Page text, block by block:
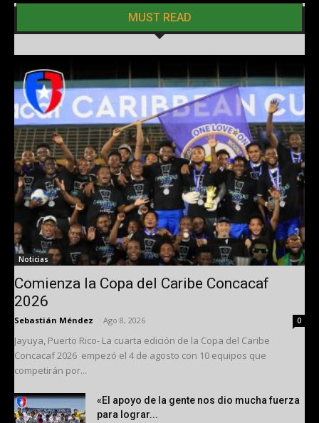
MUST READ
Noticias
Comienza la Copa del Caribe Concacaf
2026
Sebastián Méndez Ago 8, 2026 0
Jayuya, Puerto Rico- La cuarta edición de la Copa del Caribe
Concacaf 2026 empezó el 4 de agosto con 10 equipos que
competirán por...
«El apoyo de la gente nos dio mucha fuerza
para lograr...